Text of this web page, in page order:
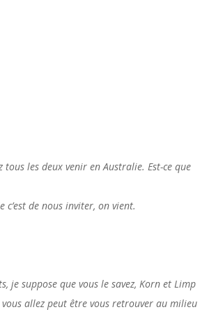
tous les deux venir en Australie. Est-ce que
de nous inviter, on vient.
je suppose que vous le savez, Korn et Limp
allez peut être vous retrouver au milieu